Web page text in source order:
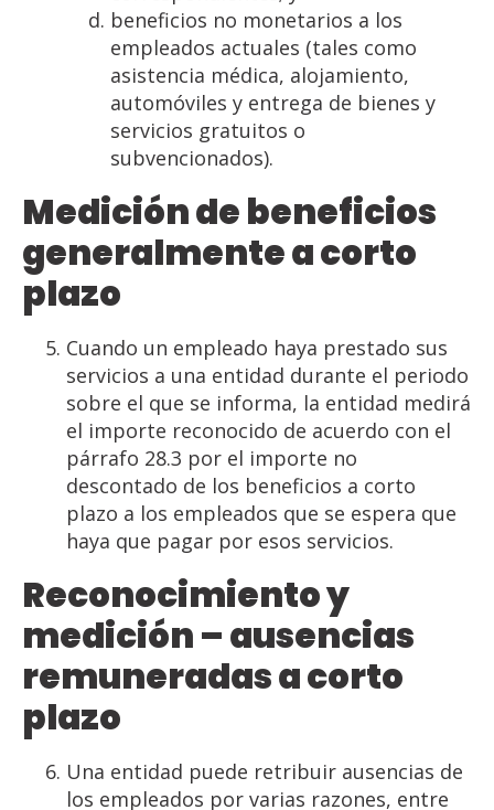
beneficios no monetarios a los
empleados actuales (tales como
asistencia médica, alojamiento,
automóviles y entrega de bienes y
servicios gratuitos o
subvencionados).
Medición de beneficios
generalmente a corto
plazo
Cuando un empleado haya prestado sus
servicios a una entidad durante el periodo
sobre el que se informa, la entidad medirá
el importe reconocido de acuerdo con el
párrafo 28.3 por el importe no
descontado de los beneficios a corto
plazo a los empleados que se espera que
haya que pagar por esos servicios.
Reconocimiento y
medición – ausencias
remuneradas a corto
plazo
Una entidad puede retribuir ausencias de
los empleados por varias razones, entre